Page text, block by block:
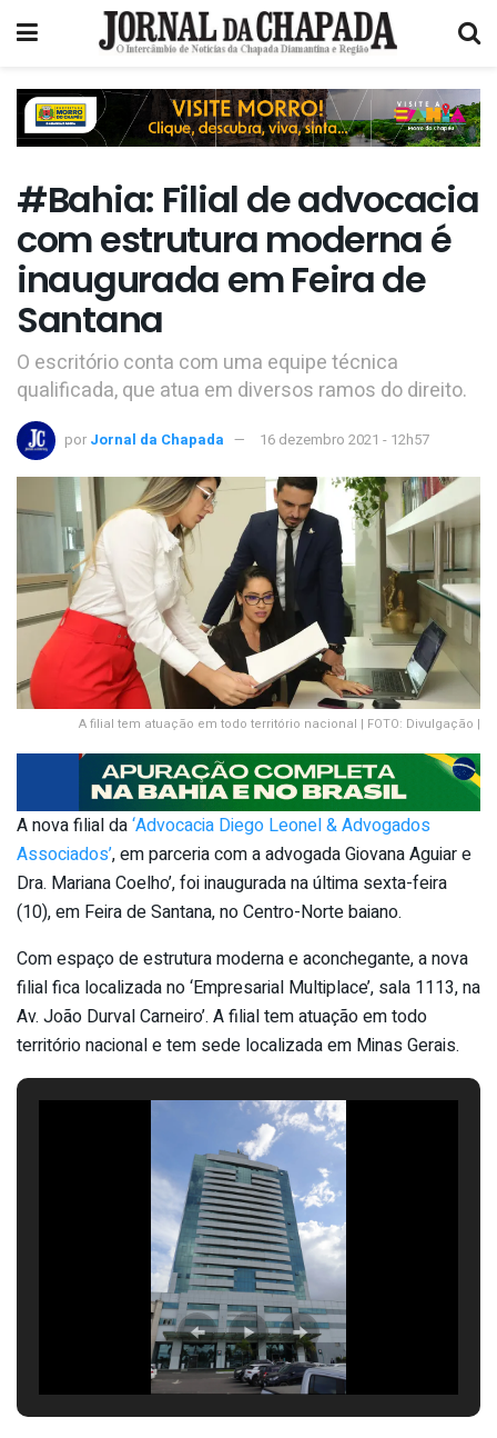
#Bahia: Filial de advocacia
com estrutura moderna é
inaugurada em Feira de
Santana
O escritório conta com uma equipe técnica
qualificada, que atua em diversos ramos do direito.
por Jornal da Chapada 16 dezembro 2021 - 12h57
A filial tem atuação em todo território nacional | FOTO: Divulgação |
A nova filial da‘Advocacia Diego Leonel & Advogados
Associados’, em parceria com a advogada Giovana Aguiar e
Dra. Mariana Coelho’, foi inaugurada na última sexta-feira
(10), em Feira de Santana, no Centro-Norte baiano.
Com espaço de estrutura moderna e aconchegante, a nova
filial fica localizada no ‘Empresarial Multiplace’, sala 1113, na
Av. João Durval Carneiro’. A filial tem atuação em todo
território nacional e tem sede localizada em Minas Gerais.